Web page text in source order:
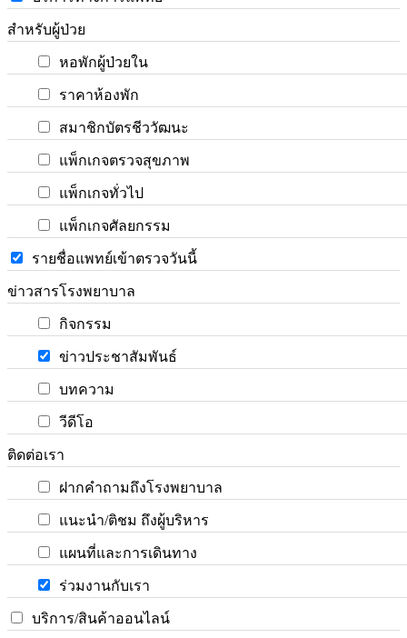
สำหรับผู้ป่วย
หอพักผู้ป่วยใน
ราคาห้องพัก
สมาชิกบัตรชีววัฒนะ
แพ็กเกจตรวจสุขภาพ
แพ็กเกจทั่วไป
แพ็กเกจศัลยกรรม
รายชื่อแพทย์เข้าตรวจวันนี้
ข่าวสารโรงพยาบาล
กิจกรรม
ข่าวประชาสัมพันธ์
บทความ
วีดีโอ
ติดต่อเรา
ฝากคำถามถึงโรงพยาบาล
แนะนำ/ติชม ถึงผู้บริหาร
แผนที่และการเดินทาง
ร่วมงานกับเรา
บริการ/สินค้าออนไลน์